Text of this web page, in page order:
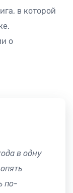
в которой
о
в одну
по-